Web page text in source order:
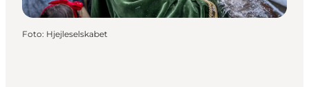
Foto: Hjejleselskabet